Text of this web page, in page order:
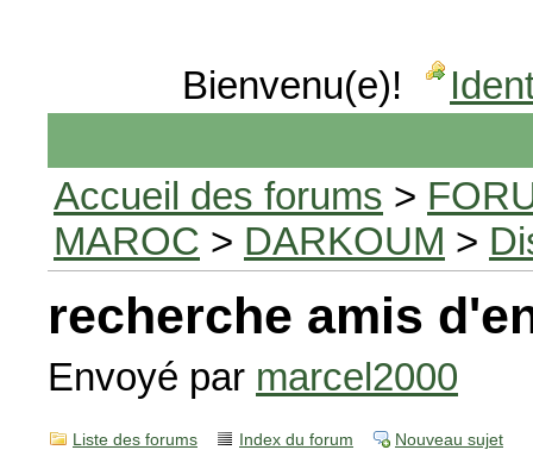
Bienvenu(e)!
Accueil des forums >
MAROC > DARKOUM >
recherche amis
Envoyé par marcel2000
Liste des forums Index du forum Nouveau sujet